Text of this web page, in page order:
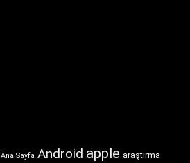
Ana Sayfa Android apple araştırma